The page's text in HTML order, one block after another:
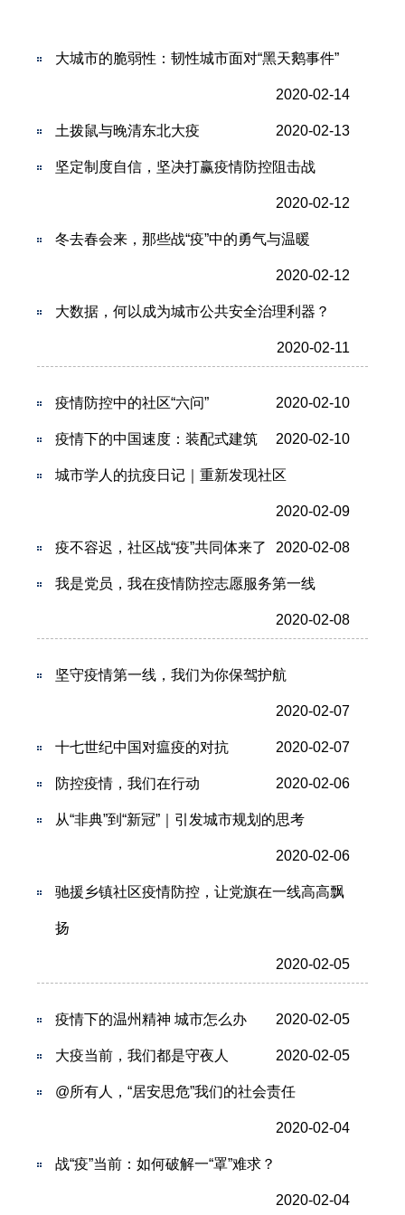
大城市的脆弱性：韧性城市面对“黑天鹅事件”
2020-02-14
土拨鼠与晚清东北大疫 2020-02-13
坚定制度自信，坚决打赢疫情防控阻击战
2020-02-12
冬去春会来，那些战“疫”中的勇气与温暖
2020-02-12
大数据，何以成为城市公共安全治理利器？
2020-02-11
疫情防控中的社区“六问” 2020-02-10
疫情下的中国速度：装配式建筑 2020-02-10
城市学人的抗疫日记｜重新发现社区
2020-02-09
疫不容迟，社区战“疫”共同体来了 2020-02-08
我是党员，我在疫情防控志愿服务第一线
2020-02-08
坚守疫情第一线，我们为你保驾护航
2020-02-07
十七世纪中国对瘟疫的对抗 2020-02-07
防控疫情，我们在行动 2020-02-06
从“非典”到“新冠”｜引发城市规划的思考
2020-02-06
驰援乡镇社区疫情防控，让党旗在一线高高飘
扬
2020-02-05
疫情下的温州精神 城市怎么办 2020-02-05
大疫当前，我们都是守夜人 2020-02-05
@所有人，“居安思危”我们的社会责任
2020-02-04
战“疫”当前：如何破解一“罩”难求？
2020-02-04